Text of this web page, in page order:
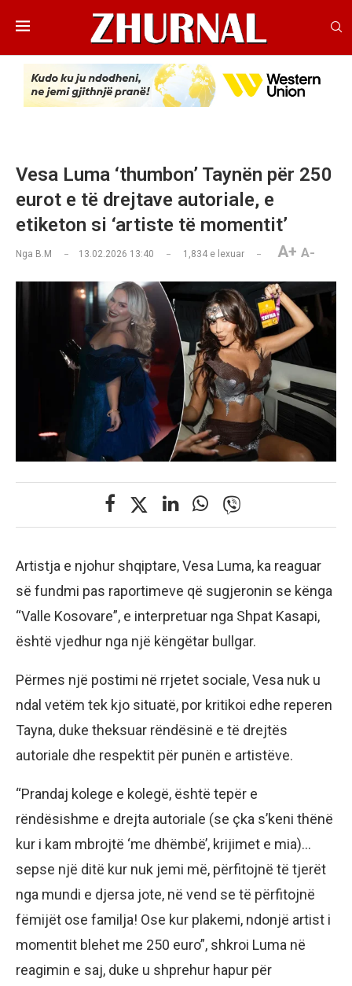
Vesa Luma ‘thumbon’ Taynën për 250
eurot e të drejtave autoriale, e
etiketon si ‘artiste të momentit’
Nga B.M 13.02.2026 13:40 1,834 e lexuar A+ A-
Artistja e njohur shqiptare, Vesa Luma, ka reaguar
së fundmi pas raportimeve që sugjeronin se kënga
“Valle Kosovare”, e interpretuar nga Shpat Kasapi,
është vjedhur nga një këngëtar bullgar.
Përmes një postimi në rrjetet sociale, Vesa nuk u
ndal vetëm tek kjo situatë, por kritikoi edhe reperen
Tayna, duke theksuar rëndësinë e të drejtës
autoriale dhe respektit për punën e artistëve.
“Prandaj kolege e kolegë, është tepër e
rëndësishme e drejta autoriale (se çka s’keni thënë
kur i kam mbrojtë ‘me dhëmbë’, krijimet e mia)…
sepse një ditë kur nuk jemi më, përfitojnë të tjerët
nga mundi e djersa jote, në vend se të përfitojnë
fëmijët ose familja! Ose kur plakemi, ndonjë artist i
momentit blehet me 250 euro”, shkroi Luma në
reagimin e saj, duke u shprehur hapur për